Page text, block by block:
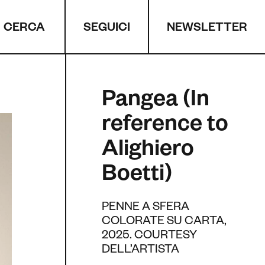
CERCA SEGUICI NEWSLETTER
Pangea (In
reference to
Alighiero
Boetti)
PENNE A SFERA
COLORATE SU CARTA,
2025. COURTESY
DELL’ARTISTA